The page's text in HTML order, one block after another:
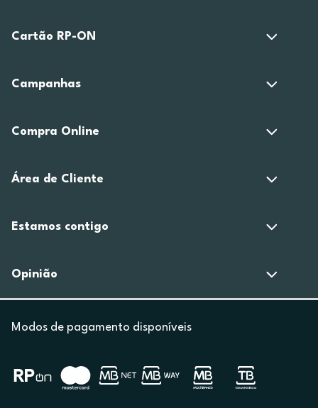
Cartão RP-ON
Campanhas
Compra Online
Área de Cliente
Estamos contigo
Opinião
Modos de pagamento disponíveis